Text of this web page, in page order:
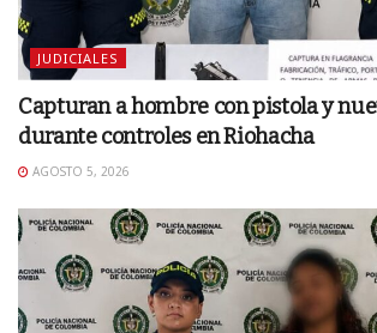
JUDICIALES
Capturan a hombre con pistola y
durante controles en Riohacha
AGOSTO 5, 2026